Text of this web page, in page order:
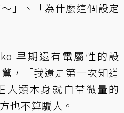
」、「為什麽這個設定
早期還有電屬性的設
，「我還是第一次知道
人類本身就自帶微量的
也不算騙人。